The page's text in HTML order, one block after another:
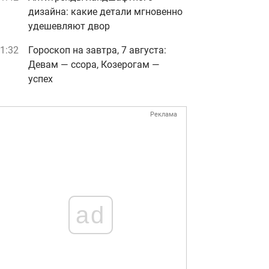
дизайна: какие детали мгновенно
удешевляют двор
Гороскоп на завтра, 7 августа:
Девам — ссора, Козерогам —
успех
Реклама
ad